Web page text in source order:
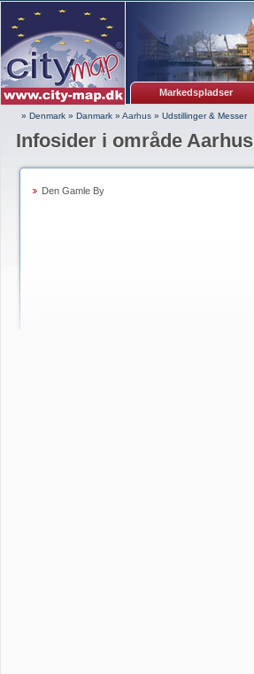
Markedspladser
» Denmark » Danmark » Aarhus » Udstillinger & Messer
Infosider i område Aarhus
Den Gamle By